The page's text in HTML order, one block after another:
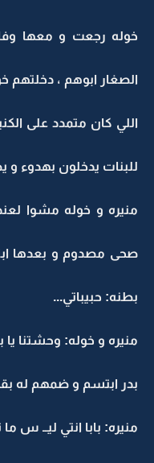
خوله رجعت و معها
الصغار ابوهم ، دخلتهم
اللي كان متمدد على
للبنات يدخلون بهدوء و
منيره و خوله مشوا
صحى مصدوم و بعدها
بطنه: حبيباتي...
منيره و خوله: وحشتنا يا
بدر ابتسم و ضمهم له
منيره: بابا انتي ليــ س